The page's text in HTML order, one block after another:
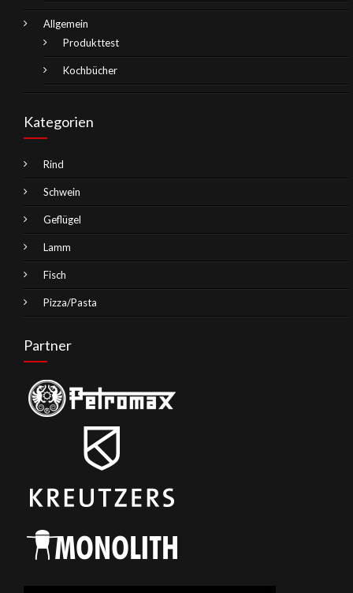
Allgemein
Produkttest
Kochbücher
Kategorien
Rind
Schwein
Geflügel
Lamm
Fisch
Pizza/Pasta
Partner